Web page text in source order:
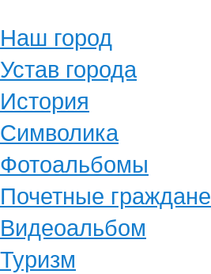
Наш город
Устав города
История
Символика
Фотоальбомы
Почетные граждане
Видеоальбом
Туризм